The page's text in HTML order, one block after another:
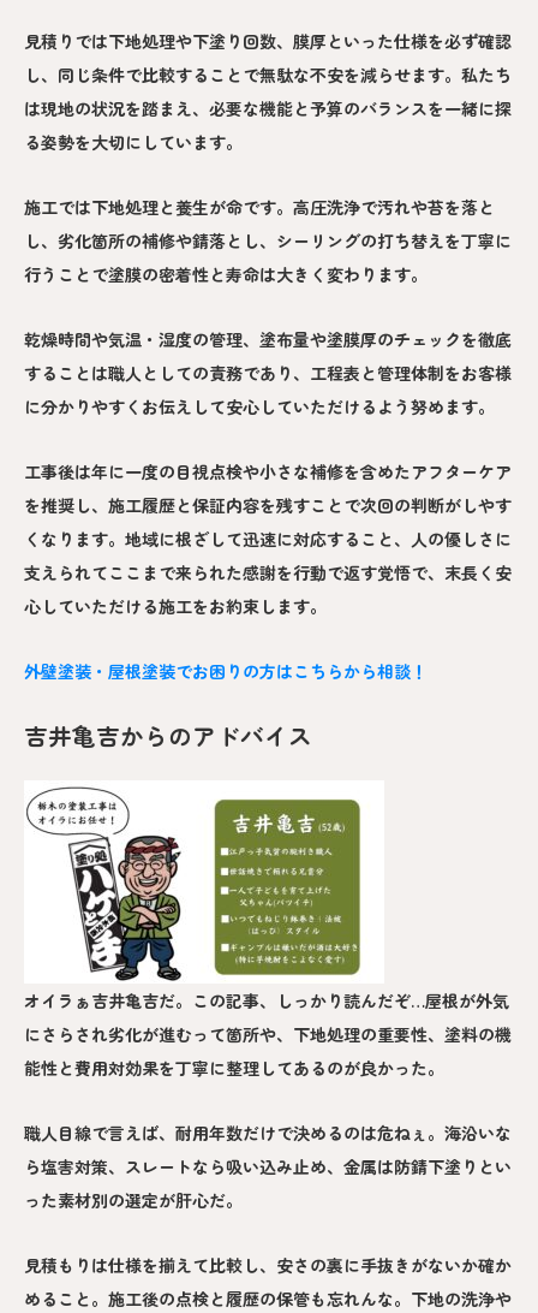
見積りでは下地処理や下塗り回数、膜厚といった仕様を必ず確認
し、同じ条件で比較することで無駄な不安を減らせます。私たち
は現地の状況を踏まえ、必要な機能と予算のバランスを一緒に探
る姿勢を大切にしています。
施工では下地処理と養生が命です。高圧洗浄で汚れや苔を落と
し、劣化箇所の補修や錆落とし、シーリングの打ち替えを丁寧に
行うことで塗膜の密着性と寿命は大きく変わります。
乾燥時間や気温・湿度の管理、塗布量や塗膜厚のチェックを徹底
することは職人としての責務であり、工程表と管理体制をお客様
に分かりやすくお伝えして安心していただけるよう努めます。
工事後は年に一度の目視点検や小さな補修を含めたアフターケア
を推奨し、施工履歴と保証内容を残すことで次回の判断がしやす
くなります。地域に根ざして迅速に対応すること、人の優しさに
支えられてここまで来られた感謝を行動で返す覚悟で、末長く安
心していただける施工をお約束します。
外壁塗装・屋根塗装でお困りの方はこちらから相談！
吉井亀吉からのアドバイス
オイラぁ吉井亀吉だ。この記事、しっかり読んだぞ…屋根が外気
にさらされ劣化が進むって箇所や、下地処理の重要性、塗料の機
能性と費用対効果を丁寧に整理してあるのが良かった。
職人目線で言えば、耐用年数だけで決めるのは危ねぇ。海沿いな
ら塩害対策、スレートなら吸い込み止め、金属は防錆下塗りとい
った素材別の選定が肝心だ。
見積もりは仕様を揃えて比較し、安さの裏に手抜きがないか確か
めること。施工後の点検と履歴の保管も忘れんな。下地の洗浄や